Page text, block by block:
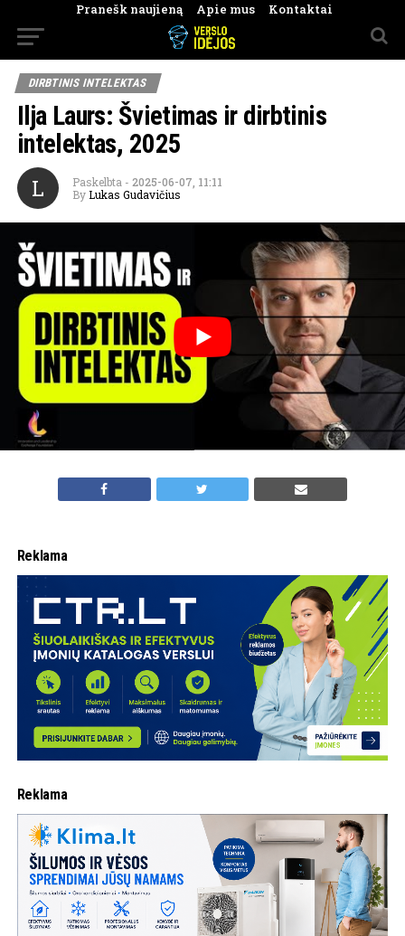
Pranešk naujieną Apie mus Kontaktai
DIRBTINIS INTELEKTAS
Ilja Laurs: Švietimas ir dirbtinis
intelektas, 2025
L Paskelbta - 2025-06-07, 11:11
By Lukas Gudavičius
Reklama
Reklama